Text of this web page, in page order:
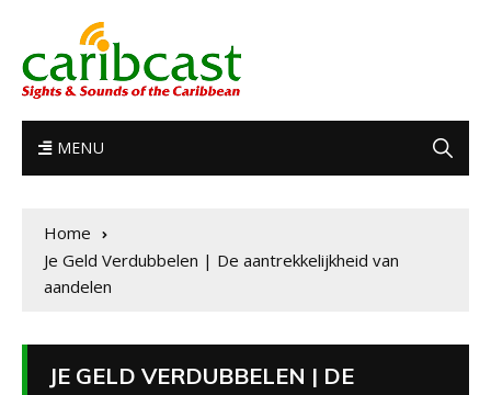
MENU
Home
Je Geld Verdubbelen | De aantrekkelijkheid van
aandelen
JE GELD VERDUBBELEN | DE